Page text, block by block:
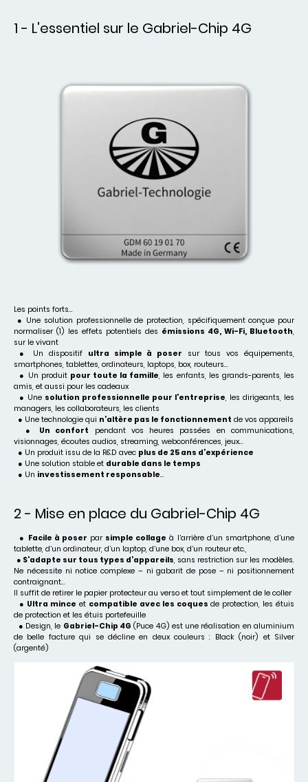
1 - L'essentiel sur le Gabriel-Chip 4G
Les points forts…
● Une solution professionnelle de protection, spécifiquement conçue pour
normaliser (1) les effets potentiels des émissions 4G, Wi-Fi, Bluetooth
sur le vivant
● Un dispositif ultra simple à poser sur tous vos équipements,
smartphones, tablettes, ordinateurs, laptops, box, routeurs…
● Un produit pour toute la famille , les enfants, les grands-parents, les
amis, et aussi pour les cadeaux
● Une solution professionnelle pour l’entreprise , les dirigeants, les
managers, les collaborateurs, les clients
● Une technologie qui n’altère pas le fonctionnement de vos appareils
● Un confort pendant vos heures passées en communications,
visionnages, écoutes audios, streaming, webconférences, jeux…
● Un produit issu de la R&D avec plus de 25 ans d’expérience
● Une solution stable et durable dans le temps
● Un investissement responsable…
2 - Mise en place du Gabriel-Chip 4G
● Facile à poser par simple collage à l’arrière d’un smartphone, d’une
tablette, d’un ordinateur, d’un laptop, d’une box, d’un routeur etc.,
● S’adapte sur tous types d’appareils , sans restriction sur les modèles.
Ne nécessite ni notice complexe – ni gabarit de pose – ni positionnement
contraignant…
Il suffit de retirer le papier protecteur au verso et tout simplement de le coller
● Ultra mince et compatible avec les coques de protection, les étuis
de protection et les étuis portefeuille
● Design, le Gabriel-Chip 4G (Puce 4G) est une réalisation en aluminium
de belle facture qui se décline en deux couleurs : Black (noir) et Silver
(argenté)